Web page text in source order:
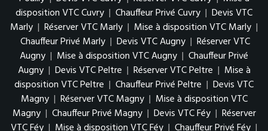
disposition VTC Cuvry | Chauffeur Privé Cuvry | Devis VTC
Marly | Réserver VTC Marly | Mise à disposition VTC Marly |
Chauffeur Privé Marly | Devis VTC Augny | Réserver VTC
Augny | Mise à disposition VTC Augny | Chauffeur Privé
Augny | Devis VTC Peltre | Réserver VTC Peltre | Mise à
disposition VTC Peltre | Chauffeur Privé Peltre | Devis VTC
Magny | Réserver VTC Magny | Mise à disposition VTC
Magny | Chauffeur Privé Magny | Devis VTC Féy | Réserver